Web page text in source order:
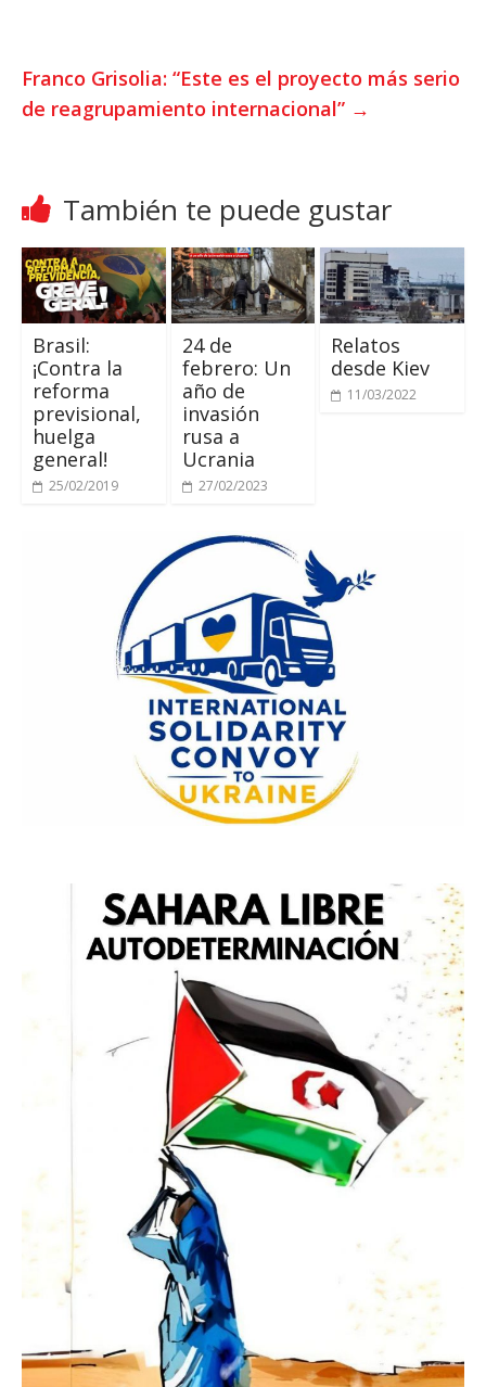
p
k
Franco Grisolia: “Este es el proyecto más serio
de reagrupamiento internacional” →
También te puede gustar
Brasil:
¡Contra la
reforma
previsional,
huelga
general!
25/02/2019
24 de
febrero: Un
año de
invasión
rusa a
Ucrania
27/02/2023
Relatos
desde Kiev
11/03/2022